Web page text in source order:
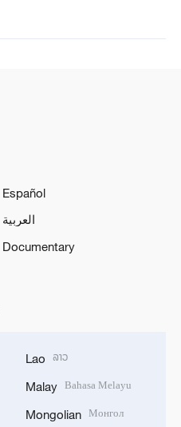
Español
العربية
Documentary
Lao ລາວ
Malay Bahasa Melayu
Mongolian Монгол